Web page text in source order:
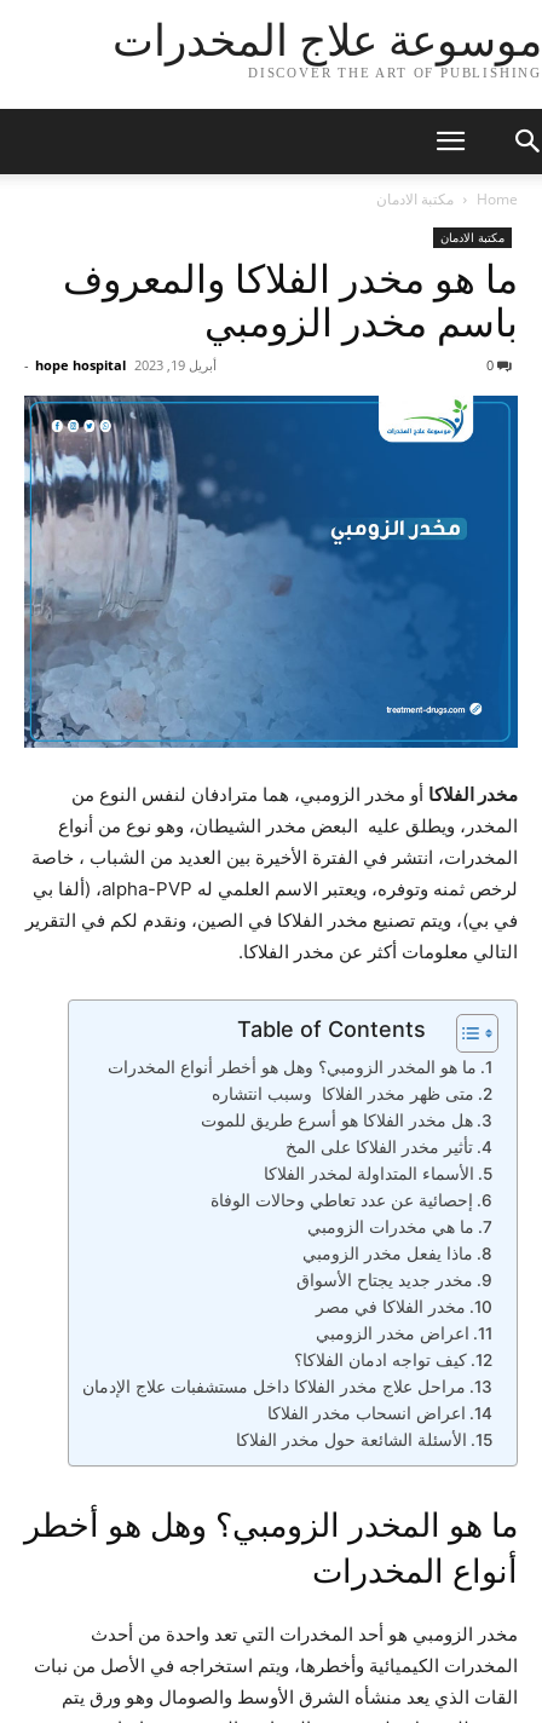
موسوعة علاج المخدرات
DISCOVER THE ART OF PUBLISHING
Home مكتبة الادمان
مكتبة الادمان
ما هو مخدر الفلاكا والمعروف
باسم مخدر الزومبي
hope hospital
- أبريل 19, 2023
مخدر الفلاكا أو مخدر الزومبي، هما مترادفان لنفس النوع من
المخدر، ويطلق عليه البعض مخدر الشيطان، وهو نوع من أنواع
المخدرات، انتشر في الفترة الأخيرة بين العديد من الشباب ، خاصة
لرخص ثمنه وتوفره، ويعتبر الاسم العلمي له alpha-PVP، (ألفا بي
في بي)، ويتم تصنيع مخدر الفلاكا في الصين، ونقدم لكم في التقرير
التالي معلومات أكثر عن مخدر الفلاكا.
Table of Contents
ما هو المخدر الزومبي؟ وهل هو أخطر أنواع المخدرات
متى ظهر مخدر الفلاكا وسبب انتشاره
هل مخدر الفلاكا هو أسرع طريق للموت
تأثير مخدر الفلاكا على المخ
الأسماء المتداولة لمخدر الفلاكا
إحصائية عن عدد تعاطي وحالات الوفاة
ما هي مخدرات الزومبي
ماذا يفعل مخدر الزومبي
مخدر جديد يجتاح الأسواق
مخدر الفلاكا في مصر
اعراض مخدر الزومبي
كيف تواجه ادمان الفلاكا؟
مراحل علاج مخدر الفلاكا داخل مستشفبات علاج الإدمان
اعراض انسحاب مخدر الفلاكا
الأسئلة الشائعة حول مخدر الفلاكا
ما هو المخدر الزومبي؟ وهل هو أخطر
أنواع المخدرات
مخدر الزومبي هو أحد المخدرات التي تعد واحدة من أحدث
المخدرات الكيميائية وأخطرها، ويتم استخراجه في الأصل من نبات
القات الذي يعد منشأه الشرق الأوسط والصومال وهو ورق يتم